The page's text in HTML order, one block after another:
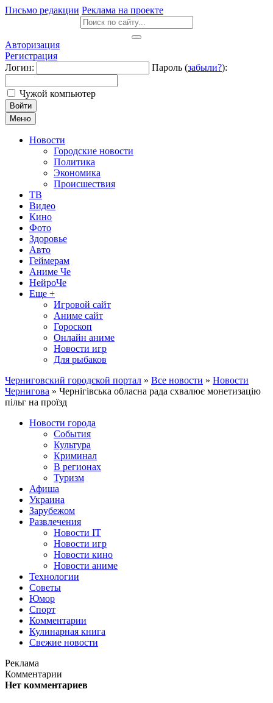
Письмо редакции Реклама на проекте
Авторизация
Регистрация
Логин:
Пароль (забыли?):
Чужой компьютер
Войти
Меню
Новости
Городские новости
Политика
Экономика
Происшествия
ТВ
Видео
Кино
Фото
Здоровье
Авто
Геймерам
Аниме Че
НейроЧе
Еще +
Игровой сайт
Аниме сайт
Гороскоп
Онлайн аниме
Новости игр
Для рыбаков
Черниговский городской портал » Все новости » Новости
Чернигова » Чернігівська обласна рада схвалює монетизацію
пільг на проїзд
Новости города
События
Культура
Криминал
В регионах
Туризм
Афиша
Украина
Зарубежом
Развлечения
Новости IT
Новости игр
Новости кино
Новости аниме
Технологии
Советы
Юмор
Спорт
Комментарии
Кулинарная книга
Свежие новости
Реклама
Комментарии
Нет комментариев